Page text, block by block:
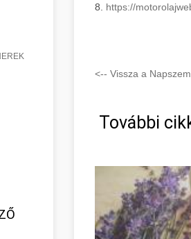
8. https://
<-- Vissza a
További